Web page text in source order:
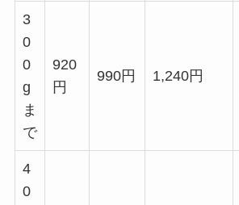
3
0
0
g
ま
で
920
円
990円 1,240円
4
0